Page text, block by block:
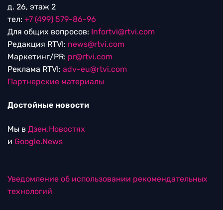
д. 26, этаж 2
тел: +7 (499) 579-86-96
Для общих вопросов: Infortvi@rtvi.com
Редакция RTVI: news@rtvi.com
Маркетинг/PR: pr@rtvi.com
Реклама RTVI: adv-eu@rtvi.com
Партнерские материалы
Достойные новости
Мы в Дзен.Новостях
и Google.News
Уведомление об использовании рекомендательных
технологий